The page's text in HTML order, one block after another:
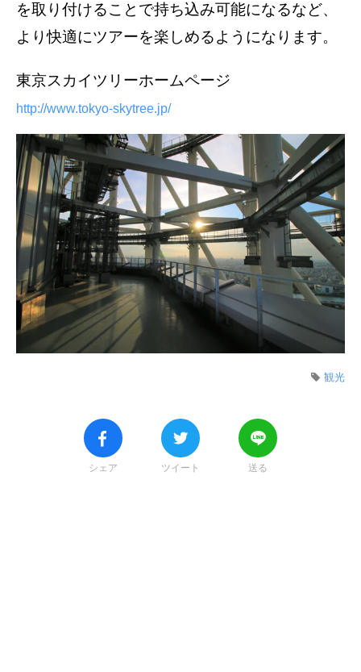
を取り付けることで持ち込み可能になるなど、
より快適にツアーを楽しめるようになります。
東京スカイツリーホームページ
http://www.tokyo-skytree.jp/
観光
シェア ツイート 送る